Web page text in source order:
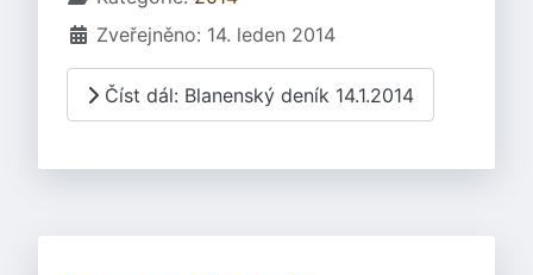
Zveřejněno: 14. leden 2014
Číst dál: Blanenský deník 14.1.2014